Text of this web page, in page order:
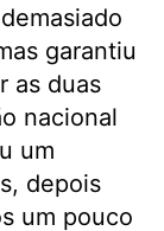
garantiu
as duas
nacional
um
depois
um pouco